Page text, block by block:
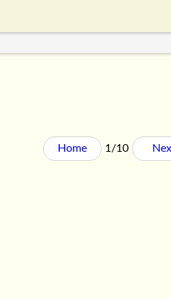
Home 1/10